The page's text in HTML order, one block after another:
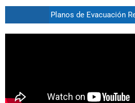
Planos de Evacuación